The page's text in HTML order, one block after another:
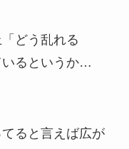
どう乱れる
いるというか…
ると言えば広が